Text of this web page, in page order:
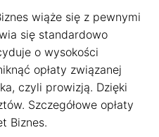
wiąże się z pewnymi
się standardowo
o wysokości
opłaty związanej
czyli prowizją. Dzięki
Szczegółowe opłaty
Biznes.